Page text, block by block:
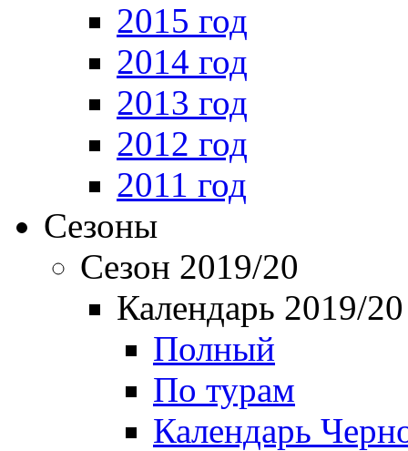
2015 год
2014 год
2013 год
2012 год
2011 год
Сезоны
Сезон 2019/20
Календарь 2019/20
Полный
По турам
Календарь